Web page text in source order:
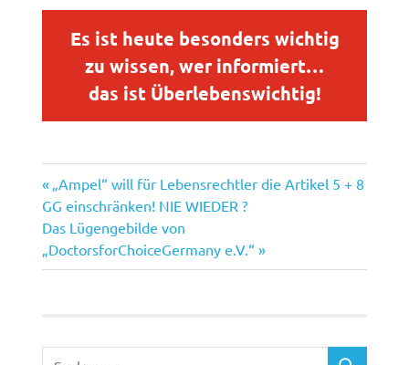
Es ist heute besonders wichtig
zu wissen, wer informiert…
das ist Überlebenswichtig!
Beitragsnavigation
Vorheriger
Beitrag:
„Ampel“ will für Lebensrechtler die Artikel 5 + 8
GG einschränken! NIE WIEDER ?
Nächster
Beitrag:
Das Lügengebilde von
„DoctorsforChoiceGermany e.V.“